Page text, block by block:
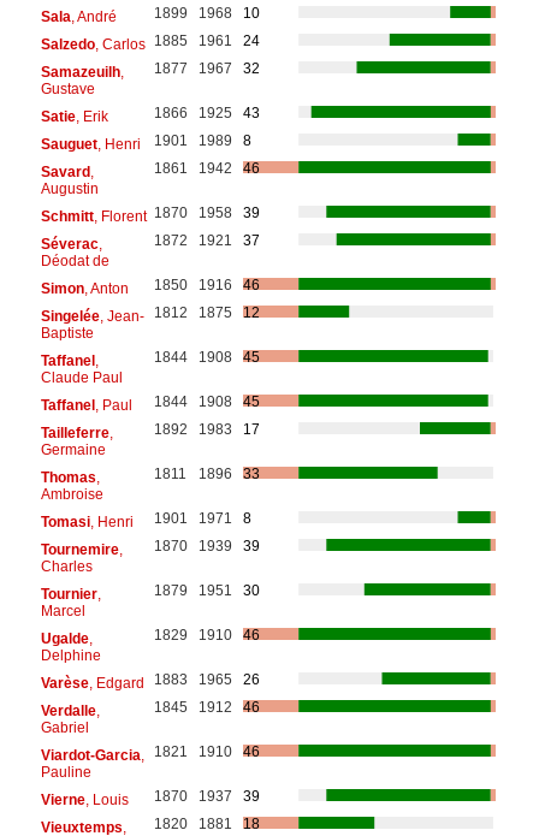
Sala, André 1899 1968
10
Salzedo, Carlos 1885 1961
24
Samazeuilh,
Gustave
1877 1967 32
Satie, Erik 1866 1925
43
Sauguet, Henri 1901 1989
8
Savard ,
Augustin
1861 1942 46
Schmitt, Florent 1870 1958
39
Séverac,
Déodat de
1872 1921 37
Simon, Anton 1850 1916
46
Singelée, Jean-
Baptiste
1812 1875 12
Taffanel ,
Claude Paul
1844 1908 45
Taffanel , Paul 1844 1908
45
Tailleferre,
Germaine
1892 1983 17
Thomas,
Ambroise
1811 1896 33
Tomasi, Henri 1901 1971
8
Tournemire,
Charles
1870 1939 39
Tournier,
Marcel
1879 1951 30
Ugalde,
Delphine
1829 1910 46
Varèse, Edgard 1883 1965
26
Verdalle,
Gabriel
1845 1912 46
Viardot-Garcia,
Pauline
1821 1910 46
Vierne, Louis 1870 1937
39
Vieuxtemps,
1820 1881 18